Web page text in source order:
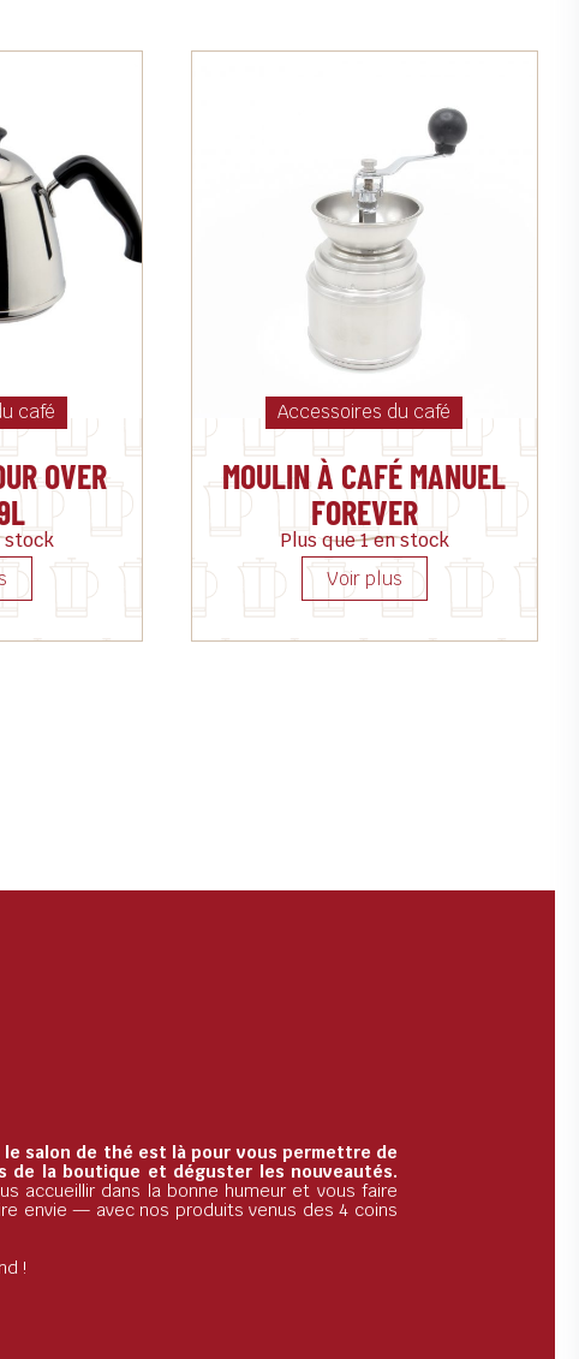
café
OVER
stock
Accessoires du café
MOULIN À CAFÉ MANUEL
FOREVER
Plus que 1 en stock
le salon de thé est là pour vous permettre de
de la boutique et déguster les nouveautés.
accueillir dans la bonne humeur et vous faire
envie — avec nos produits venus des 4 coins
!